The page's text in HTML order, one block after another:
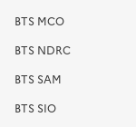
BTS MCO
BTS NDRC
BTS SAM
BTS SIO